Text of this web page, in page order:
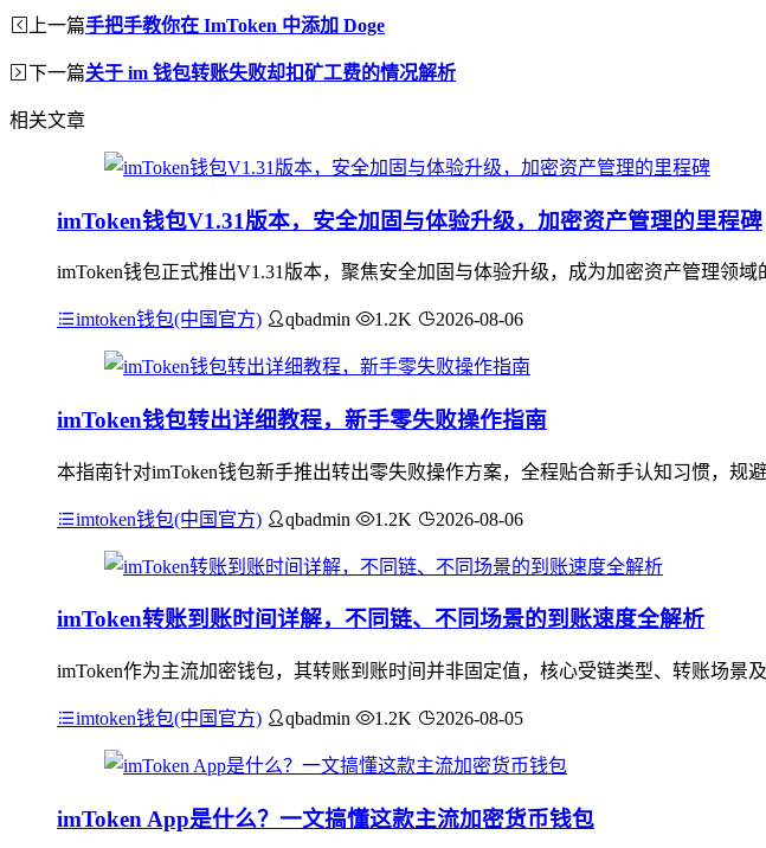
上一篇手把手教你在 ImToken 中添加 Doge
下一篇关于 im 钱包转账失败却扣矿工费的情况解析
相关文章
imToken钱包V1.31版本，安全加固与体验升级，加密资产管理的里程碑
imToken钱包正式推出V1.31版本，聚焦安全加固与体验升级，成为加密资产管理领
imtoken钱包(中国官方) qbadmin 1.2K 2026-08-06
imToken钱包转出详细教程，新手零失败操作指南
本指南针对imToken钱包新手推出转出零失败操作方案，全程贴合新手认知习惯，
imtoken钱包(中国官方) qbadmin 1.2K 2026-08-06
imToken转账到账时间详解，不同链、不同场景的到账速度全解析
imToken作为主流加密钱包，其转账到账时间并非固定值，核心受链类型、转账场
imtoken钱包(中国官方) qbadmin 1.2K 2026-08-05
imToken App是什么？一文搞懂这款主流加密货币钱包